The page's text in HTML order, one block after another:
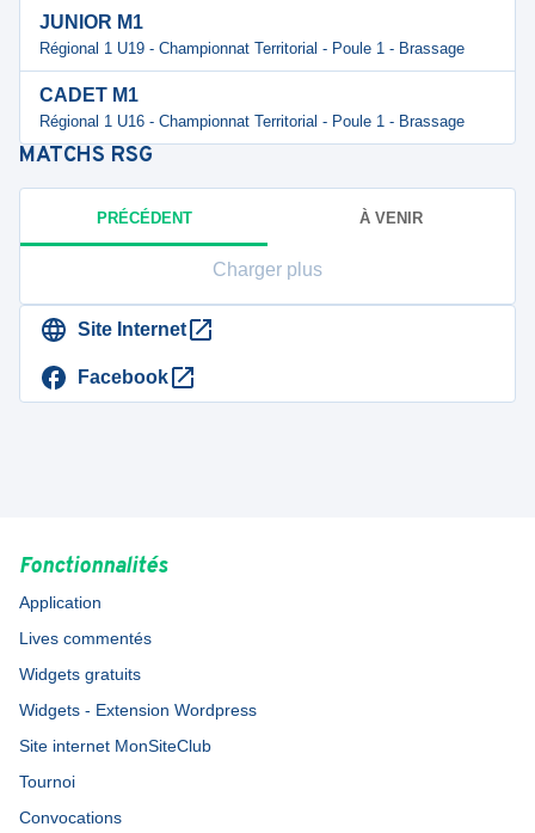
JUNIOR M1
Régional 1 U19 - Championnat Territorial - Poule 1 - Brassage
CADET M1
Régional 1 U16 - Championnat Territorial - Poule 1 - Brassage
MATCHS RSG
PRÉCÉDENT À VENIR
Charger plus
Site Internet
Facebook
Fonctionnalités
Application
Lives commentés
Widgets gratuits
Widgets - Extension Wordpress
Site internet MonSiteClub
Tournoi
Convocations